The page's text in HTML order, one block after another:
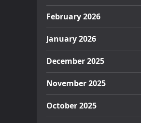
February 2026
January 2026
December 2025
November 2025
October 2025